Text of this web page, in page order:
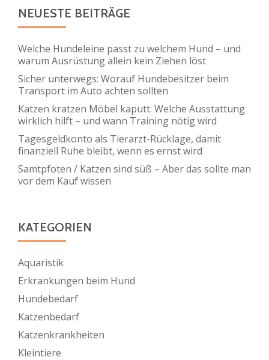
NEUESTE BEITRÄGE
Welche Hundeleine passt zu welchem Hund – und
warum Ausrüstung allein kein Ziehen löst
Sicher unterwegs: Worauf Hundebesitzer beim
Transport im Auto achten sollten
Katzen kratzen Möbel kaputt: Welche Ausstattung
wirklich hilft – und wann Training nötig wird
Tagesgeldkonto als Tierarzt-Rücklage, damit
finanziell Ruhe bleibt, wenn es ernst wird
Samtpfoten / Katzen sind süß – Aber das sollte man
vor dem Kauf wissen
KATEGORIEN
Aquaristik
Erkrankungen beim Hund
Hundebedarf
Katzenbedarf
Katzenkrankheiten
Kleintiere